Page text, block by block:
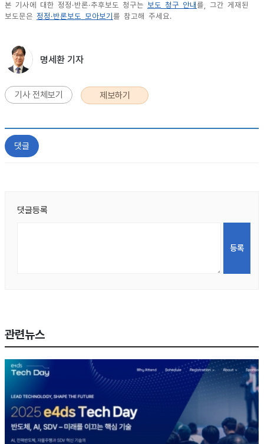
본 기사에 대한 정정·반론·추후보도 청구는 보도 청구 안내 를, 그간 게재된
보도문은 정정·반론보도 모아보기 를 참고해 주세요.
명세환 기자
기사 전체보기 제보하기
댓글
댓글등록
관련뉴스